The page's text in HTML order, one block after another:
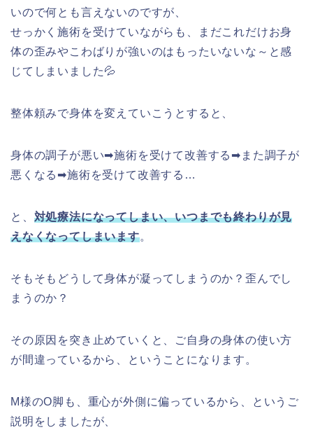
いので何とも言えないのですが、
せっかく施術を受けていながらも、まだこれだけお身
体の歪みやこわばりが強いのはもったいないな～と感
じてしまいました💦
整体頼みで身体を変えていこうとすると、
身体の調子が悪い➡施術を受けて改善する➡また調子が
悪くなる➡施術を受けて改善する…
と、 対処療法になってしまい、いつまでも終わりが見
えなくなってしまいます。
そもそもどうして身体が凝ってしまうのか？歪んでし
まうのか？
その原因を突き止めていくと、ご自身の身体の使い方
が間違っているから、ということになります。
M様のO脚も、重心が外側に偏っているから、というご
説明をしましたが、